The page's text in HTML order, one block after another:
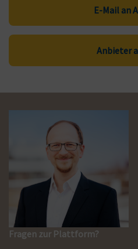
E-Mail an
Anbieter
Fragen zur Plattform?